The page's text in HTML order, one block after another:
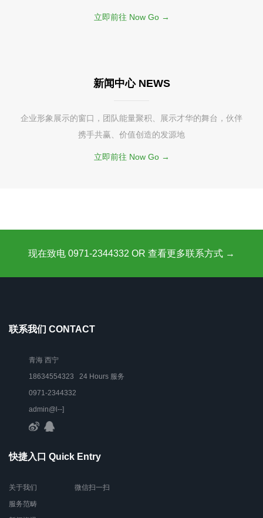
立即前往 Now Go →
新闻中心 NEWS
企业形象展示的窗口，团队能量聚积、展示才华的舞台，伙伴
携手共赢、价值创造的发源地
立即前往 Now Go →
现在致电 0971-2344332 OR 查看更多联系方式 →
联系我们 CONTACT
青海 西宁
18634554323 24 Hours 服务
0971-2344332
admin@l--]
快捷入口 Quick Entry
关于我们
服务范畴
微信扫一扫